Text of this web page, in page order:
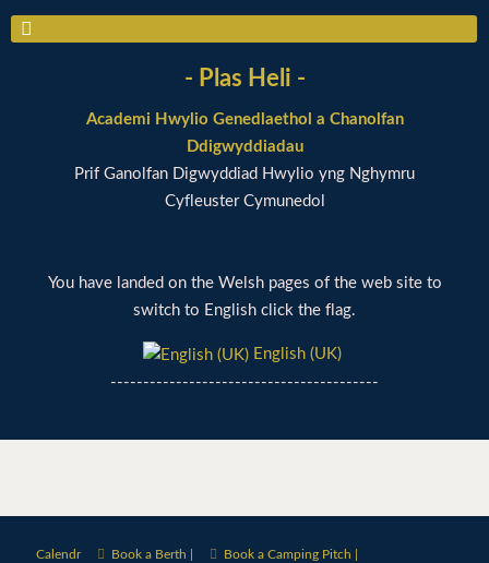
- Plas Heli -
Academi Hwylio Genedlaethol a Chanolfan
Ddigwyddiadau
Prif Ganolfan Digwyddiad Hwylio yng Nghymru
Cyfleuster Cymunedol
You have landed on the Welsh pages of the web site to
switch to English click the flag.
English (UK)
-----------------------------------------
Calendr Book a Berth |
Book a Camping Pitch |